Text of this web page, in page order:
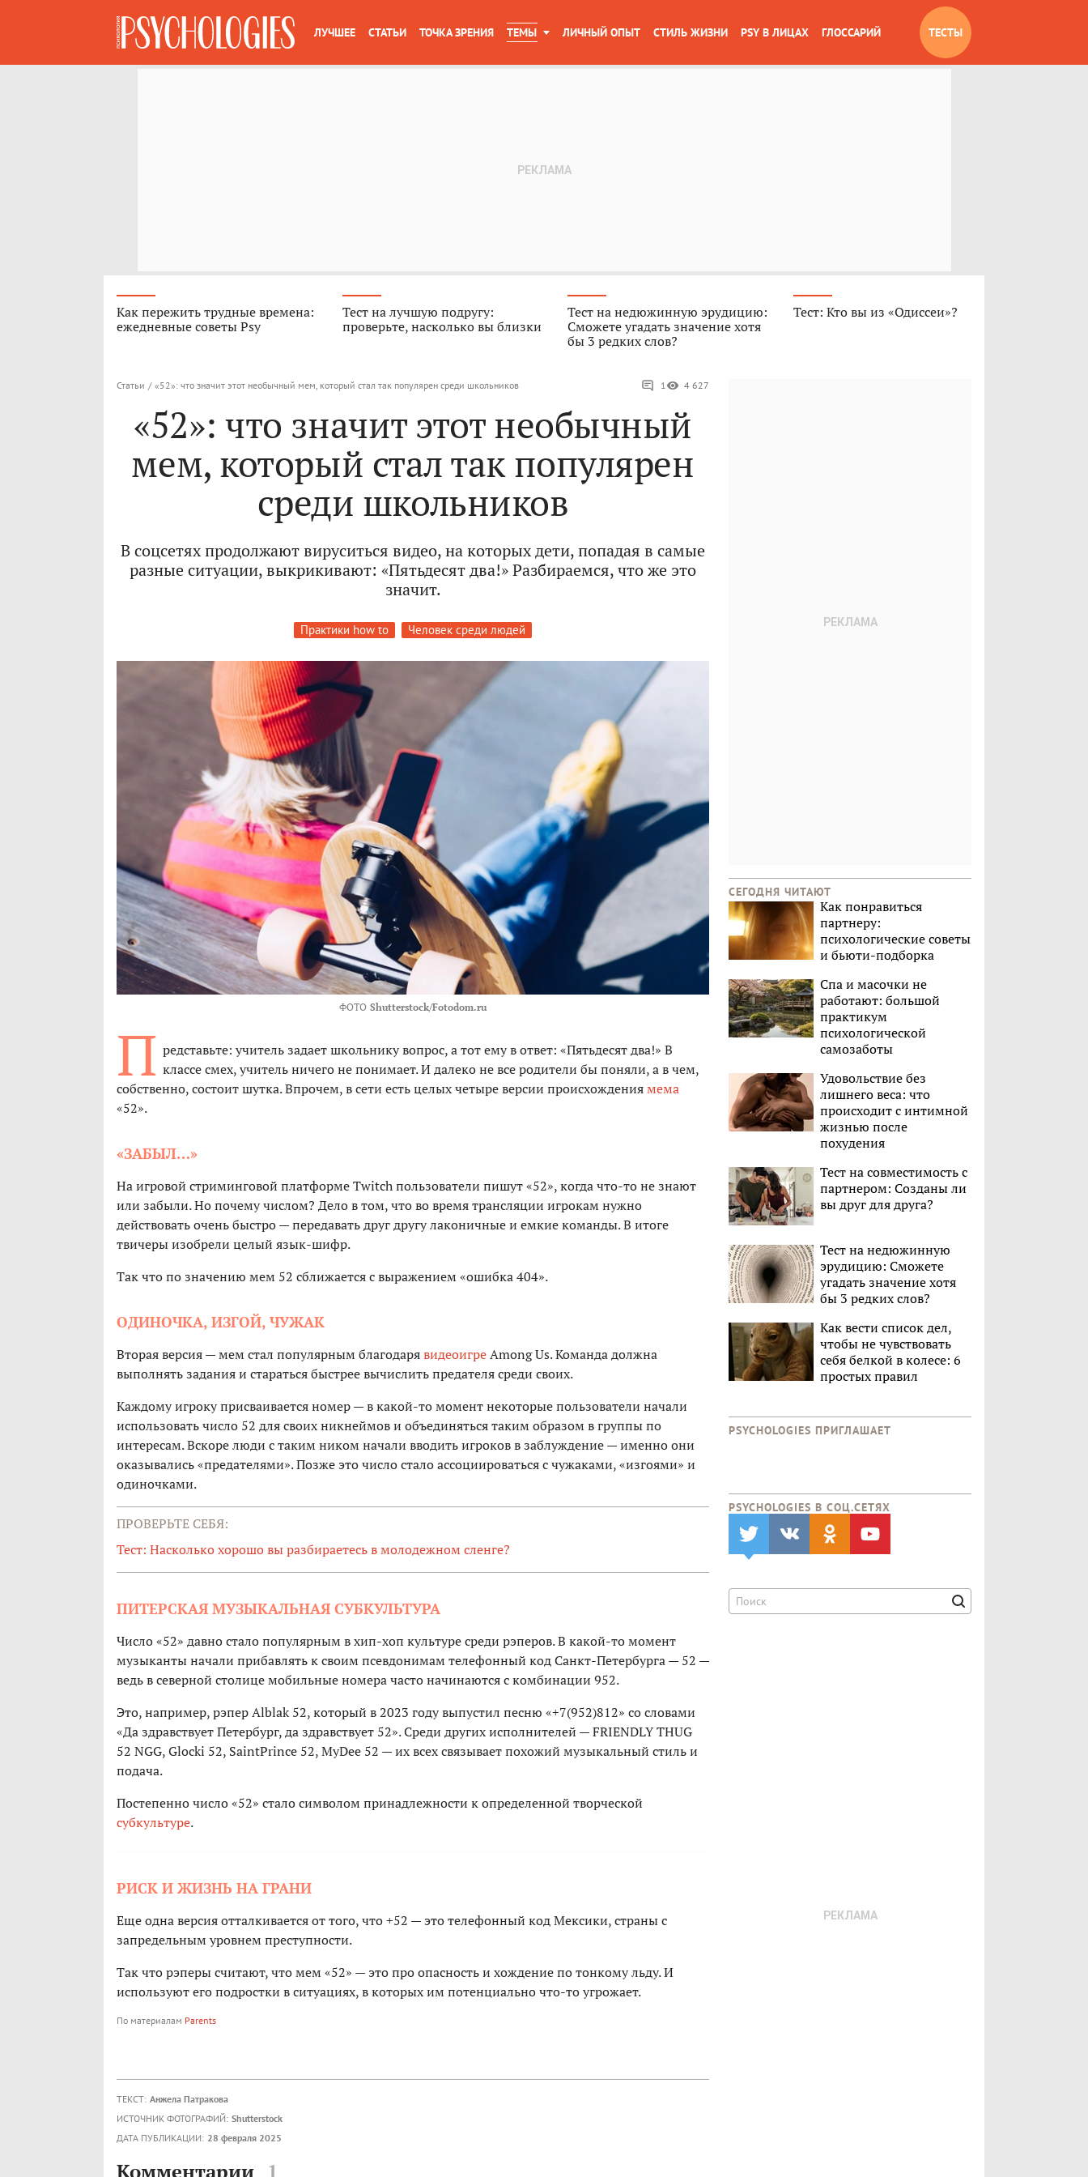
ЛУЧШЕЕ СТАТЬИ ТОЧКА ЗРЕНИЯ ТЕМЫ ЛИЧНЫЙ ОПЫТ СТИЛЬ ЖИЗНИ PSY В ЛИЦАХ ГЛОССАРИЙ ТЕСТЫ
Как пережить трудные времена:
ежедневные советы Psy
Тест на лучшую подругу:
проверьте, насколько вы близки
Тест на недюжинную эрудицию:
Сможете угадать значение хотя
бы 3 редких слов?
Тест: Кто вы из «Одиссеи»?
Статьи / «52»: что значит этот необычный мем, который стал так популярен среди школьников 1 4 627
«52»: что значит этот необычный
мем, который стал так популярен
среди школьников
В соцсетях продолжают вируситься видео, на которых дети, попадая в самые
разные ситуации, выкрикивают: «Пятьдесят два!» Разбираемся, что же это
значит.
Практики how to Человек среди людей
ФОТО Shutterstock/Fotodom.ru
П редставьте: учитель задает школьнику вопрос, а тот ему в ответ: «Пятьдесят два!» В
классе смех, учитель ничего не понимает. И далеко не все родители бы поняли, а в чем,
собственно, состоит шутка. Впрочем, в сети есть целых четыре версии происхождениямема
«52».
«ЗАБЫЛ…»
На игровой стриминговой платформе Twitch пользователи пишут «52», когда что-то не знают
или забыли. Но почему числом? Дело в том, что во время трансляции игрокам нужно
действовать очень быстро — передавать друг другу лаконичные и емкие команды. В итоге
твичеры изобрели целый язык-шифр.
Так что по значению мем 52 сближается с выражением «ошибка 404».
ОДИНОЧКА, ИЗГОЙ, ЧУЖАК
Вторая версия — мем стал популярным благодарявидеоигреAmong Us. Команда должна
выполнять задания и стараться быстрее вычислить предателя среди своих.
Каждому игроку присваивается номер — в какой-то момент некоторые пользователи начали
использовать число 52 для своих никнеймов и объединяться таким образом в группы по
интересам. Вскоре люди с таким ником начали вводить игроков в заблуждение — именно они
оказывались «предателями». Позже это число стало ассоциироваться с чужаками, «изгоями» и
одиночками.
ПРОВЕРЬТЕ СЕБЯ:
Тест: Насколько хорошо вы разбираетесь в молодежном сленге?
ПИТЕРСКАЯ МУЗЫКАЛЬНАЯ СУБКУЛЬТУРА
Число «52» давно стало популярным в хип-хоп культуре среди рэперов. В какой-то момент
музыканты начали прибавлять к своим псевдонимам телефонный код Санкт-Петербурга — 52 —
ведь в северной столице мобильные номера часто начинаются с комбинации 952.
Это, например, рэпер Alblak 52, который в 2023 году выпустил песню «+7(952)812» со словами
«Да здравствует Петербург, да здравствует 52». Среди других исполнителей — FRIENDLY THUG
52 NGG, Glocki 52, SaintPrince 52, MyDee 52 — их всех связывает похожий музыкальный стиль и
подача.
Постепенно число «52» стало символом принадлежности к определенной творческой
субкультуре.
РИСК И ЖИЗНЬ НА ГРАНИ
Еще одна версия отталкивается от того, что +52 — это телефонный код Мексики, страны с
запредельным уровнем преступности.
Так что рэперы считают, что мем «52» — это про опасность и хождение по тонкому льду. И
используют его подростки в ситуациях, в которых им потенциально что-то угрожает.
По материалам Parents
ТЕКСТ: Анжела Патракова
ИСТОЧНИК ФОТОГРАФИЙ: Shutterstock
ДАТА ПУБЛИКАЦИИ: 28 февраля 2025
Комментарии 1
СЕГОДНЯ ЧИТАЮТ
Как понравиться
партнеру:
психологические советы
и бьюти-подборка
Спа и масочки не
работают: большой
практикум
психологической
самозаботы
Удовольствие без
лишнего веса: что
происходит с интимной
жизнью после
похудения
Тест на совместимость с
партнером: Созданы ли
вы друг для друга?
Тест на недюжинную
эрудицию: Сможете
угадать значение хотя
бы 3 редких слов?
Как вести список дел,
чтобы не чувствовать
себя белкой в колесе: 6
простых правил
PSYCHOLOGIES ПРИГЛАШАЕТ
PSYCHOLOGIES В CОЦ.СЕТЯХ